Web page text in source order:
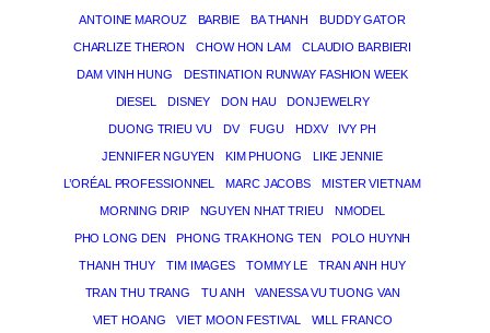
ANTOINE MAROUZ BARBIE BA THANH BUDDY GATOR
CHARLIZE THERON CHOW HON LAM CLAUDIO BARBIERI
DAM VINH HUNG DESTINATION RUNWAY FASHION WEEK
DIESEL DISNEY DON HAU DONJEWELRY
DUONG TRIEU VU DV FUGU HDXV IVY PH
JENNIFER NGUYEN KIM PHUONG LIKE JENNIE
L’ORÉAL PROFESSIONNEL MARC JACOBS MISTER VIETNAM
MORNING DRIP NGUYEN NHAT TRIEU NMODEL
PHO LONG DEN PHONG TRA KHONG TEN POLO HUYNH
THANH THUY TIM IMAGES TOMMY LE TRAN ANH HUY
TRAN THU TRANG TU ANH VANESSA VU TUONG VAN
VIET HOANG VIET MOON FESTIVAL WILL FRANCO